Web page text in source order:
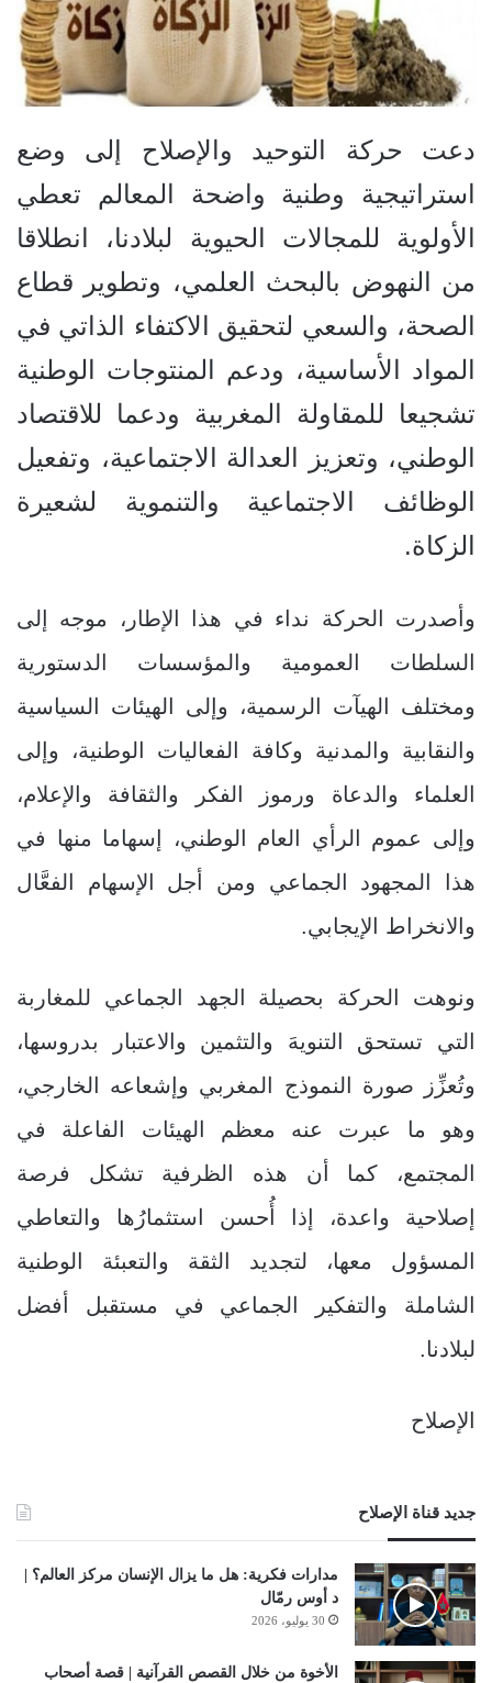
دعت حركة التوحيد والإصلاح إلى وضع
استراتيجية وطنية واضحة المعالم تعطي
الأولوية للمجالات الحيوية لبلادنا، انطلاقا
من النهوض بالبحث العلمي، وتطوير قطاع
الصحة، والسعي لتحقيق الاكتفاء الذاتي في
المواد الأساسية، ودعم المنتوجات الوطنية
تشجيعا للمقاولة المغربية ودعما للاقتصاد
الوطني، وتعزيز العدالة الاجتماعية، وتفعيل
الوظائف الاجتماعية والتنموية لشعيرة
الزكاة.
وأصدرت الحركة نداء في هذا الإطار، موجه إلى
السلطات العمومية والمؤسسات الدستورية
ومختلف الهيآت الرسمية، وإلى الهيئات السياسية
والنقابية والمدنية وكافة الفعاليات الوطنية، وإلى
العلماء والدعاة ورموز الفكر والثقافة والإعلام،
وإلى عموم الرأي العام الوطني، إسهاما منها في
هذا المجهود الجماعي ومن أجل الإسهام الفعَّال
والانخراط الإيجابي.
ونوهت الحركة بحصيلة الجهد الجماعي للمغاربة
التي تستحق التنويهَ والتثمين والاعتبار بدروسها،
وتُعزِّز صورة النموذج المغربي وإشعاعه الخارجي،
وهو ما عبرت عنه معظم الهيئات الفاعلة في
المجتمع، كما أن هذه الظرفية تشكل فرصة
إصلاحية واعدة، إذا أُحسن استثمارُها والتعاطي
المسؤول معها، لتجديد الثقة والتعبئة الوطنية
الشاملة والتفكير الجماعي في مستقبل أفضل
لبلادنا.
الإصلاح
جديد قناة الإصلاح
مدارات فكرية: هل ما يزال الإنسان مركز العالم؟ |
د أوس رمّال
30 يوليو، 2026
الأخوة من خلال القصص القرآنية | قصة أصحاب